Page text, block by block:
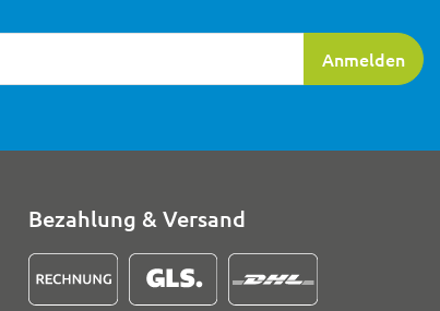
Anmelden
Bezahlung & Versand